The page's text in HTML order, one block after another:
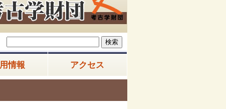
情報 アクセス